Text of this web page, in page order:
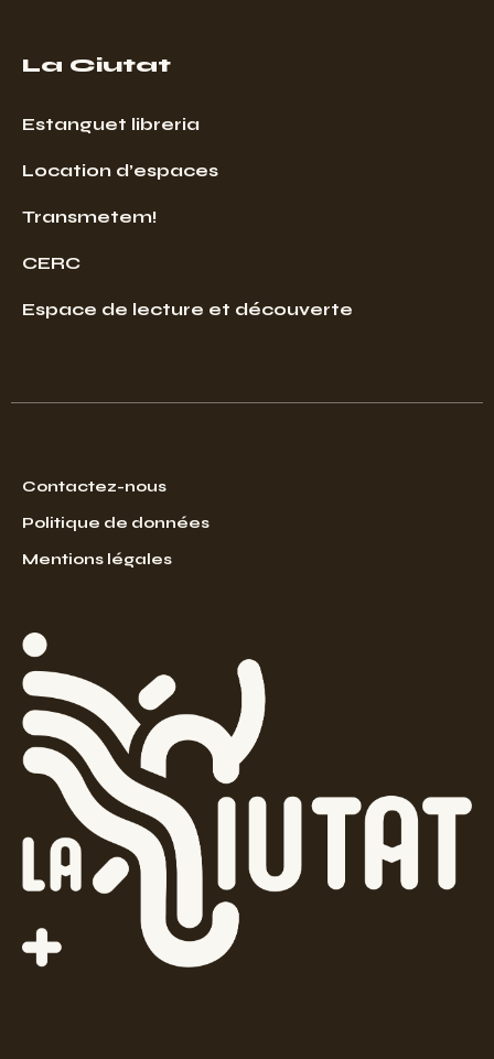
La Ciutat
Estanguet libreria
Location d’espaces
Transmetem!
CERC
Espace de lecture et découverte
Contactez-nous
Politique de données
Mentions légales